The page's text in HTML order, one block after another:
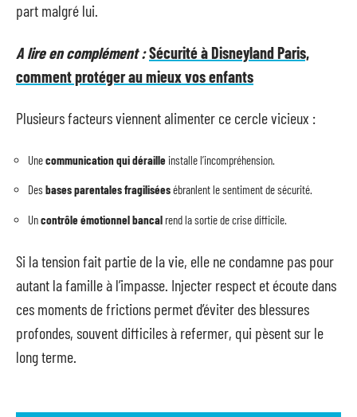
part malgré lui.
A lire en complément :Sécurité à Disneyland Paris,
comment protéger au mieux vos enfants
Plusieurs facteurs viennent alimenter ce cercle vicieux :
Unecommunication qui dérailleinstalle l’incompréhension.
Des bases parentales fragiliséesébranlent le sentiment de sécurité.
Uncontrôle émotionnel bancal rend la sortie de crise difficile.
Si la tension fait partie de la vie, elle ne condamne pas pour
autant la famille à l’impasse. Injecter respect et écoute dans
ces moments de frictions permet d’éviter des blessures
profondes, souvent difficiles à refermer, qui pèsent sur le
long terme.